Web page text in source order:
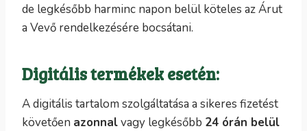
de legkésőbb harminc napon belül köteles az Árut
a Vevő rendelkezésére bocsátani.
Digitális termékek esetén:
A digitális tartalom szolgáltatása a sikeres fizetést
követően azonnalvagy legkésőbb 24 órán belül